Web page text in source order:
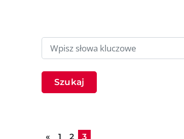
Szukaj
« Poprzednia strona
1 2
3